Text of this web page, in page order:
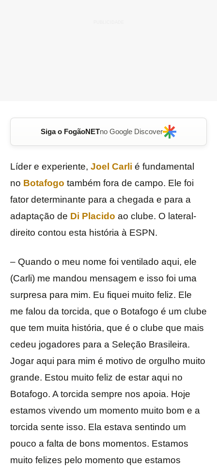
Siga o FogãoNETno Google Discover
Líder e experiente, Joel Carli é fundamental
no Botafogo também fora de campo. Ele foi
fator determinante para a chegada e para a
adaptação de Di Placido ao clube. O lateral-
direito contou esta história à ESPN.
– Quando o meu nome foi ventilado aqui, ele
(Carli) me mandou mensagem e isso foi uma
surpresa para mim. Eu fiquei muito feliz. Ele
me falou da torcida, que o Botafogo é um clube
que tem muita história, que é o clube que mais
cedeu jogadores para a Seleção Brasileira.
Jogar aqui para mim é motivo de orgulho muito
grande. Estou muito feliz de estar aqui no
Botafogo. A torcida sempre nos apoia. Hoje
estamos vivendo um momento muito bom e a
torcida sente isso. Ela estava sentindo um
pouco a falta de bons momentos. Estamos
muito felizes pelo momento que estamos